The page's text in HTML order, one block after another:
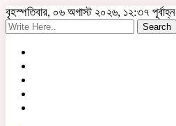
বৃহস্পতিবার, ০৬ অগাস্ট ২০২৬, ১২:৩৭ পূর্বাহ্ন
Search